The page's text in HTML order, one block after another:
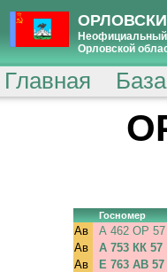
Неофициальный
Орловской
Главная
Госномер
Ав А 462 ОР 57
Ав
А 753 КК 57
Ав
Е 763 АВ 57